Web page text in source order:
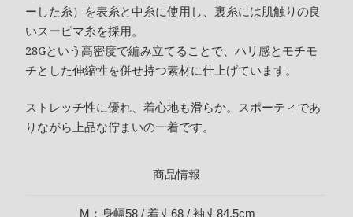
ーした糸）を表糸と中糸に使用し、裏糸には肌触りの良
いスーピマ糸を採用。
28Gという高密度で編み立てることで、ハリ感とモチモ
チとした伸縮性を併せ持つ素材に仕上げています。
ストレッチ性に優れ、着心地も滑らか。スポーティであ
りながら上品な佇まいの一着です。
商品情報
M：身幅58 / 着丈68 / 袖丈84.5cm